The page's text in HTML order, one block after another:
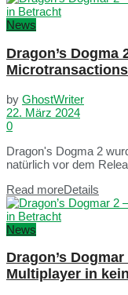
News
Dragon’s Dogma
by GhostWriter
22. März 2024
0
Dragon's Dogma 2
natürlich vor dem
Read moreDetails
News
Dragon’s
Multiplayer in